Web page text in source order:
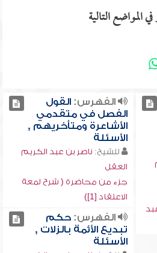
المواضع التالية
الفهرس:القول
الفصل في متقدمي
الأشاعرة ومتأخريهم ,
الأسئلة
للشيخ: ناصر بن عبد الكريم
العقل
جزء من محاضرة ( شرح لمعة
الاعتقاد [1])
الفهرس:حكم
تبديع الأئمة بالزلات ,
الأسئلة